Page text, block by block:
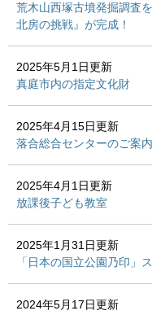
荒木山西塚古墳発掘調査
北房の挑戦』が完成！
2025年5月1日更新
真庭市内の指定文化財
2025年4月15日更新
落合総合センターのご案内
2025年4月1日更新
放課後子ども教室
2025年1月31日更新
「日本の国立公園乃印」
2024年5月17日更新